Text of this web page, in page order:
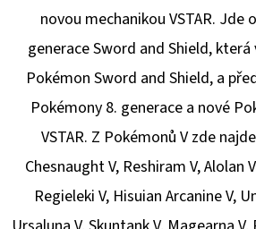
novou mechanikou VSTAR. Jde
generace Sword and Shield,
Pokémon Sword and Shield, a
Pokémony 8. generace a nové
VSTAR. Z Pokémonů V zde
Chesnaught V, Reshiram V, Alolan
Regieleki V, Hisuian Arcanine V,